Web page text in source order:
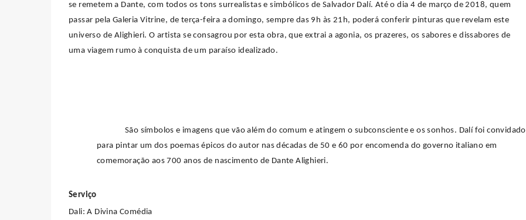
se remetem a Dante, com todos os tons surrealistas e simbólicos de Salvador Dalí. Até o dia 4 de março de 2018, quem
passar pela Galeria Vitrine, de terça-feira a domingo, sempre das 9h às 21h, poderá conferir pinturas que revelam este
universo de Alighieri. O artista se consagrou por esta obra, que extrai a agonia, os prazeres, os sabores e dissabores de
uma viagem rumo à conquista de um paraíso idealizado.
São símbolos e imagens que vão além do comum e atingem o subconsciente e os sonhos. Dalí foi convidado
para pintar um dos poemas épicos do autor nas décadas de 50 e 60 por encomenda do governo italiano em
comemoração aos 700 anos de nascimento de Dante Alighieri.
Serviço
Dali: A Divina Comédia